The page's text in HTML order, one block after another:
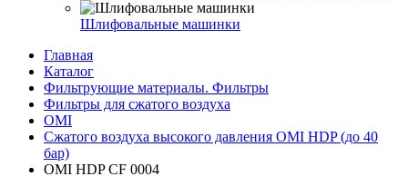
Шлифовальные машинки
Главная
Каталог
Фильтрующие материалы. Фильтры
Фильтры для сжатого воздуха
OMI
Сжатого воздуха высокого давления OMI HDP (до 40
бар)
OMI HDP CF 0004